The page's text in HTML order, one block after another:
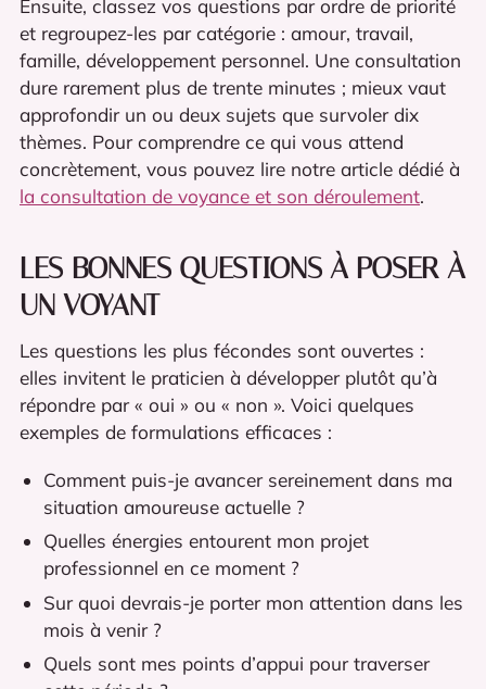
Ensuite, classez vos questions par ordre de priorité
et regroupez-les par catégorie : amour, travail,
famille, développement personnel. Une consultation
dure rarement plus de trente minutes ; mieux vaut
approfondir un ou deux sujets que survoler dix
thèmes. Pour comprendre ce qui vous attend
concrètement, vous pouvez lire notre article dédié à
la consultation de voyance et son déroulement.
LES BONNES QUESTIONS À POSER À
UN VOYANT
Les questions les plus fécondes sont ouvertes :
elles invitent le praticien à développer plutôt qu’à
répondre par « oui » ou « non ». Voici quelques
exemples de formulations efficaces :
Comment puis-je avancer sereinement dans ma
situation amoureuse actuelle ?
Quelles énergies entourent mon projet
professionnel en ce moment ?
Sur quoi devrais-je porter mon attention dans les
mois à venir ?
Quels sont mes points d’appui pour traverser